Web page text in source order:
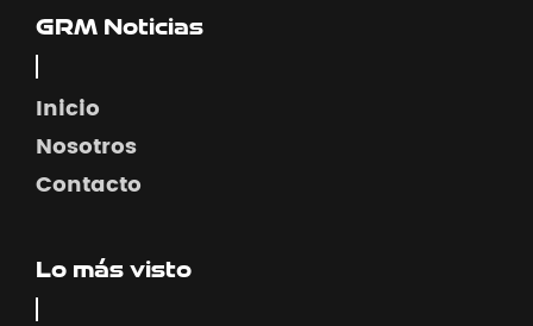
GRM Noticias
Inicio
Nosotros
Contacto
Lo más visto